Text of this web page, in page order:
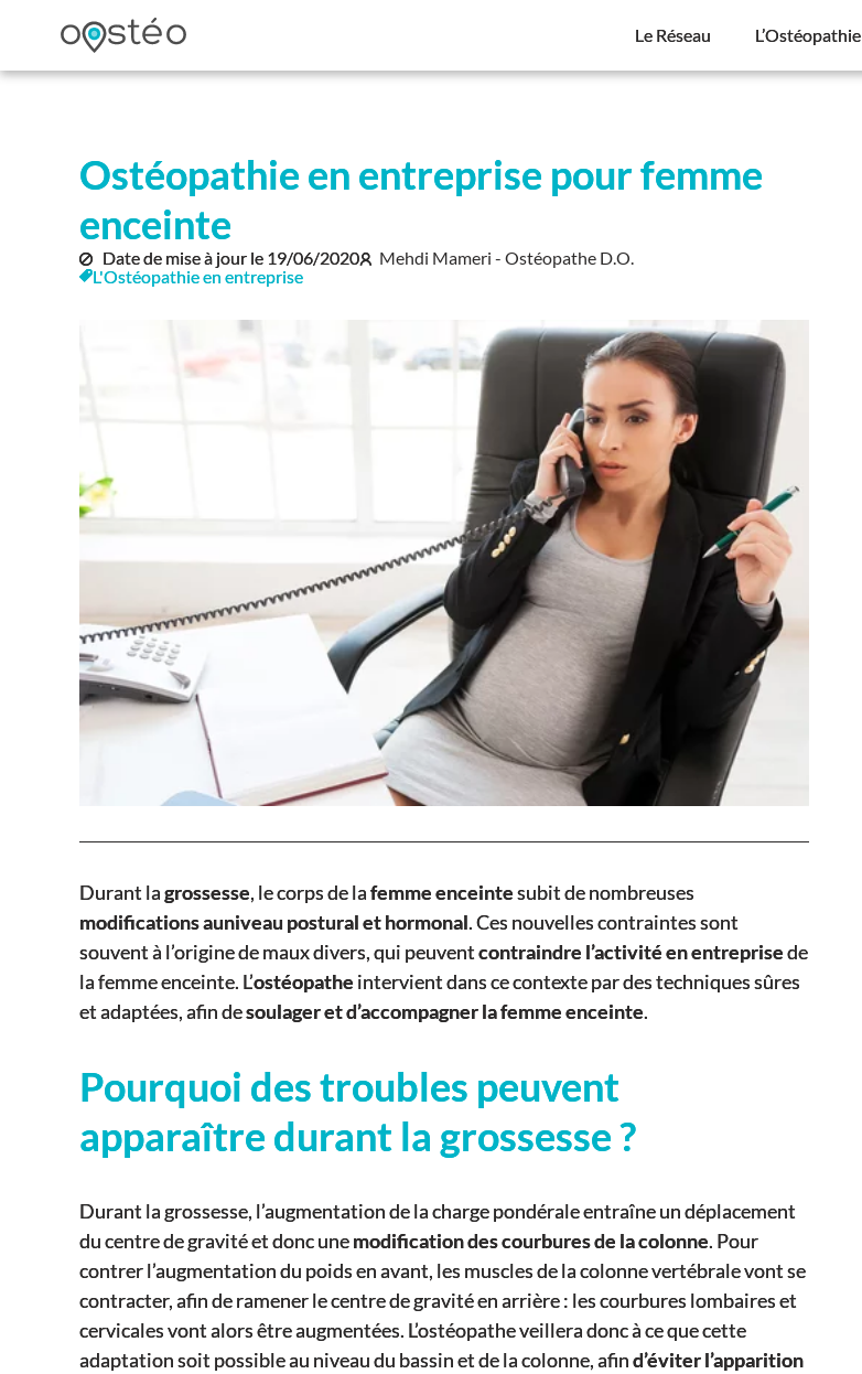
Le Réseau L’Ostéopathie
Ostéopathie en entreprise pour femme
enceinte
Date de mise à jour le 19/06/2020
Mehdi Mameri - Ostéopathe D.O.
L'Ostéopathie en entreprise
Durant lagrossesse, le corps de lafemme enceintesubit de nombreuses
modifications auniveau postural et hormonal. Ces nouvelles contraintes sont
souvent à l’origine de maux divers, qui peuventcontraindre l’activité en entreprisede
la femme enceinte. L’ostéopathe intervient dans ce contexte par des techniques sûres
et adaptées, afin desoulager et d’accompagner la femme enceinte.
Pourquoi des troubles peuvent
apparaître durant la grossesse ?
Durant la grossesse, l’augmentation de la charge pondérale entraîne un déplacement
du centre de gravité et donc unemodification des courbures de la colonne. Pour
contrer l’augmentation du poids en avant, les muscles de la colonne vertébrale vont se
contracter, afin de ramener le centre de gravité en arrière : les courbures lombaires et
cervicales vont alors être augmentées. L’ostéopathe veillera donc à ce que cette
adaptation soit possible au niveau du bassin et de la colonne, afind’éviter l’apparition